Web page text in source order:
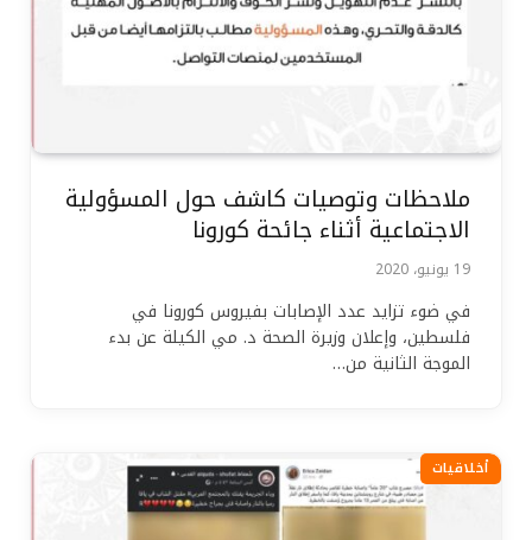
ملاحظات وتوصيات كاشف حول المسؤولية
الاجتماعية أثناء جائحة كورونا
19 يونيو، 2020
في ضوء تزايد عدد الإصابات بفيروس كورونا في
فلسطين، وإعلان وزيرة الصحة د. مي الكيلة عن بدء
الموجة الثانية من…
أخلاقيات